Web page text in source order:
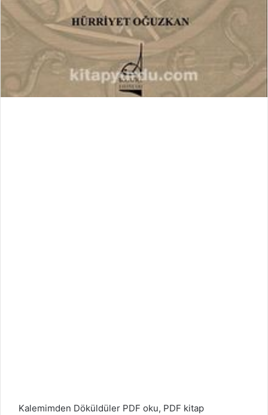
Kalemimden Döküldüler PDF oku, PDF kitap